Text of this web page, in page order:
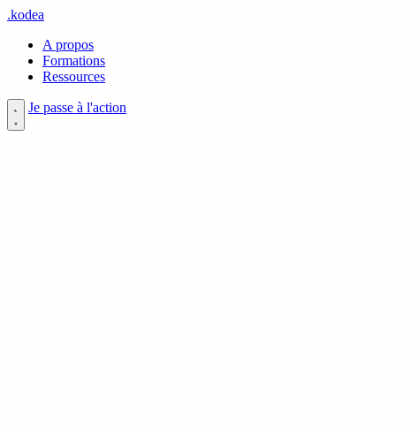
.kodea
A propos
Formations
Ressources
Je passe à l'action